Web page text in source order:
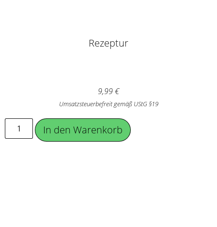
Rezeptur
9,99€
Umsatzsteuerbefreit gemäß UStG §19
In den Warenkorb